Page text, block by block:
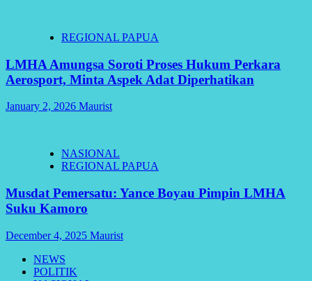
REGIONAL PAPUA
LMHA Amungsa Soroti Proses Hukum Perkara
Aerosport, Minta Aspek Adat Diperhatikan
January 2, 2026 Maurist
NASIONAL
REGIONAL PAPUA
Musdat Pemersatu: Yance Boyau Pimpin LMHA
Suku Kamoro
December 4, 2025 Maurist
NEWS
POLITIK